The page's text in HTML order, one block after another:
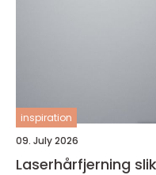
inspiration
09. July 2026
Laserhårfjerning slik fungerer det og dette